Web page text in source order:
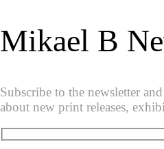
Mikael B
Subscribe to the newsletter
about new print releases,